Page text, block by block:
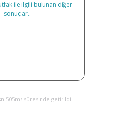
ile ilgili bulunan diğer
sonuçlar..
505ms süresinde getirildi.